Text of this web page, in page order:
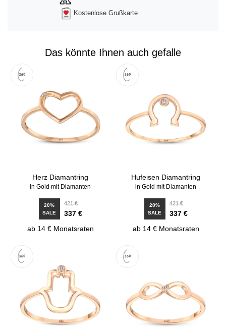
Kostenlose Grußkarte
Das könnte Ihnen auch gefalle
Herz Diamantring
in Gold mit Diamanten
20%
SALE
421 €
337 €
ab 14 € Monatsraten
Hufeisen Diamantring
in Gold mit Diamanten
20%
SALE
421 €
337 €
ab 14 € Monatsraten